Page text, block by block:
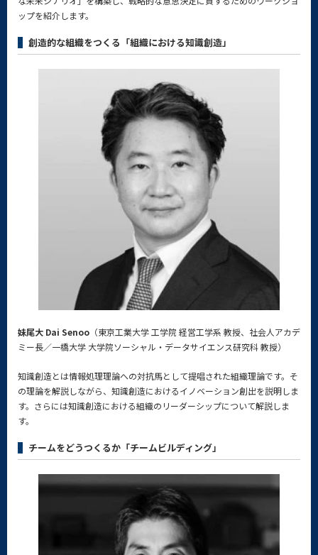
ップを紹介します。
創造的な組織をつくる「組織における知識創造」
妹尾大 Dai Senoo （東京工業大学 工学院 経営工学系 教授、社会人アカデ
ミー長／一橋大学 大学院ソーシャル・データサイエンス研究科 教授）
知識創造とは情報処理理論への対抗馬として提唱された組織理論です。そ
の理論を解説しながら、知識創造におけるイノベーション創出を説明しま
す。さらには知識創造における組織のリーダーシップについて解説しま
す。
チームをどうつくるか「チームビルディング」